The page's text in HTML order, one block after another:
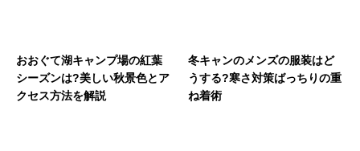
おおぐて湖キャンプ場の紅葉
シーズンは?美しい秋景色とア
クセス方法を解説
冬キャンのメンズの服装はど
うする?寒さ対策ばっちりの重
ね着術